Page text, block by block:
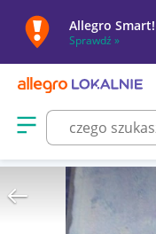
Allegro
Sprawdź »
Otwórz menu z